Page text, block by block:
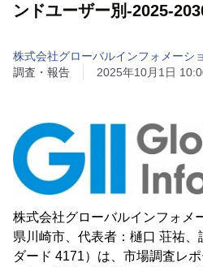
ンドユーザー別-2025-
株式会社グローバルインフォメーシ
調査・報告
2025年10月1日
株式会社グローバルインフォメ
県川崎市、代表者：樋口 荘祐
ダード 4171）は、市場調査レ